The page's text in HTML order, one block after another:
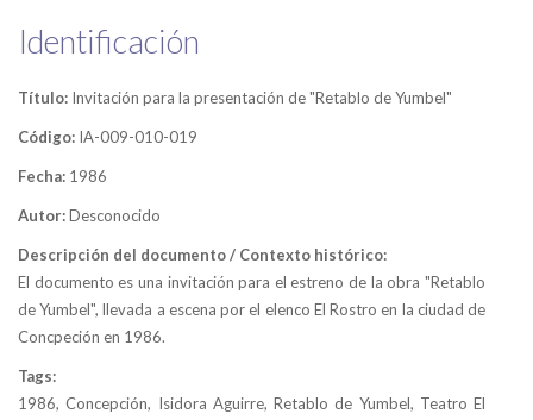
Identificación
Título: Invitación para la presentación de "Retablo de Yumbel"
Código: IA-009-010-019
Fecha: 1986
Autor:Desconocido
Descripción del documento / Contexto histórico:
El documento es una invitación para el estreno de la obra "Retablo
de Yumbel", llevada a escena por el elenco El Rostro en la ciudad de
Concpeción en 1986.
Tags:
1986, Concepción, Isidora Aguirre, Retablo de Yumbel, Teatro El